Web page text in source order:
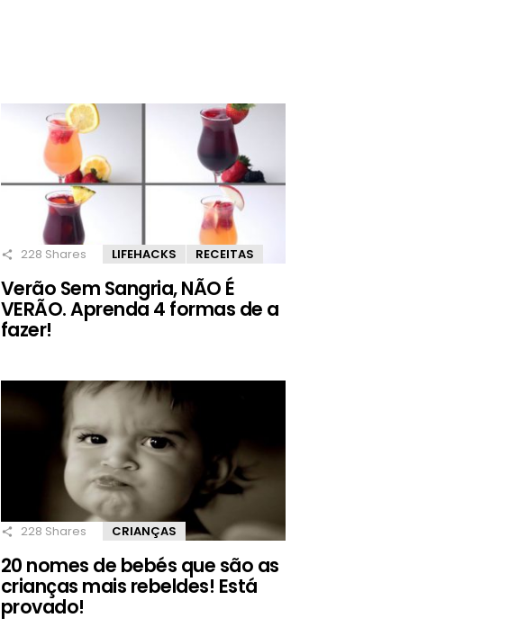
228 Shares LIFEHACKS RECEITAS
Verão Sem Sangria, NÃO É
VERÃO. Aprenda 4 formas de a
fazer!
228 Shares CRIANÇAS
20 nomes de bebés que são as
crianças mais rebeldes! Está
provado!